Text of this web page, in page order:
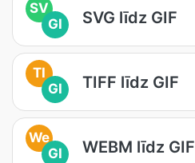
SV
GI
SVG līdz GIF
TI
GI
TIFF līdz GIF
We
GI
WEBM līdz GIF